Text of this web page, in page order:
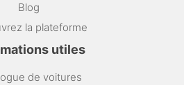
Blog
la plateforme
utiles
de voitures